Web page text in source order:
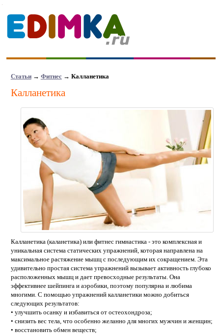
Статьи→ Фитнес→ Калланетика
Калланетика
Калланетика (каланетика) или фитнес гимнастика - это комплексная и
уникальная система статических упражнений, которая направлена на
максимальное растяжение мышц с последующим их сокращением. Эта
удивительно простая система упражнений вызывает активность глубоко
расположенных мышц и дает превосходные результаты. Она
эффективнее шейпинга и аэробики, поэтому популярна и любима
многими. С помощью упражнений калланетики можно добиться
следующих результатов:
• улучшить осанку и избавиться от остеохондроза;
• снизить вес тела, что особенно желанно для многих мужчин и женщин;
• восстановить обмен веществ;